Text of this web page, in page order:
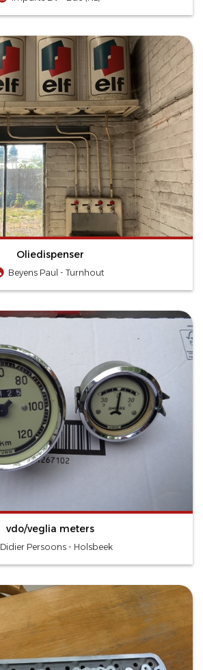
Oliedispenser
Beyens Paul - Turnhout
vdo/veglia meters
Didier Persoons - Holsbeek